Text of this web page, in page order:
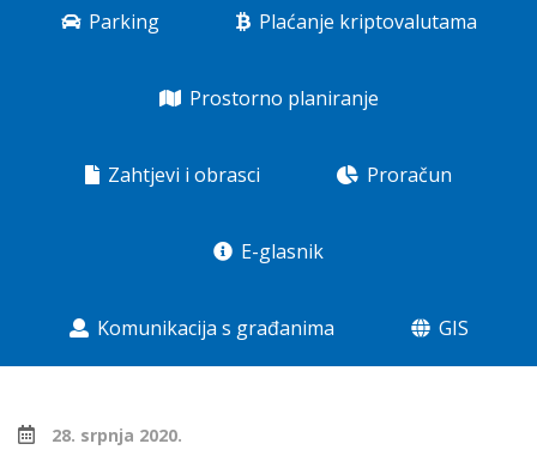
Parking Plaćanje kriptovalutama
Prostorno planiranje
Zahtjevi i obrasci Proračun
E-glasnik
Komunikacija s građanima GIS
28. srpnja 2020.